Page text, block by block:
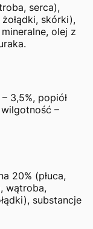
serca),
skórki),
olej z
3,5%, popiół
wilgotność –
20% (płuca,
wątroba,
substancje